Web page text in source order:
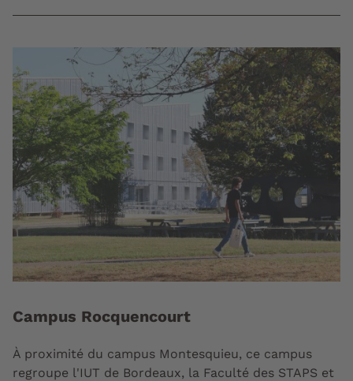
Campus Rocquencourt
À proximité du campus Montesquieu, ce campus
regroupe l'IUT de Bordeaux, la Faculté des STAPS et